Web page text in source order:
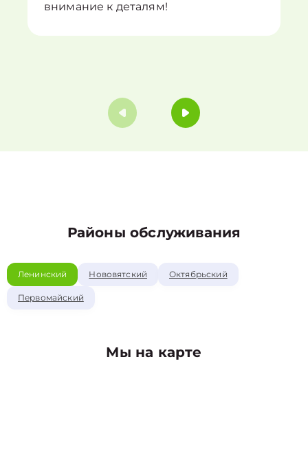
внимание к деталям!
Районы обслуживания
Ленинский Нововятский Октябрьский
Первомайский
Мы на карте